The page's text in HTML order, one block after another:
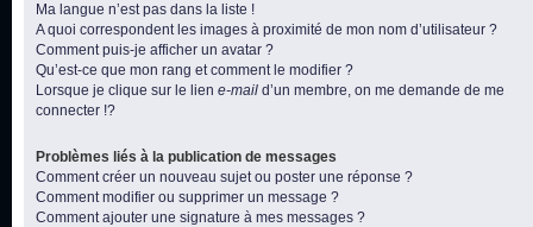
Ma langue n’est pas dans la liste !
A quoi correspondent les images à proximité de mon nom d’utilisateur ?
Comment puis-je afficher un avatar ?
Qu’est-ce que mon rang et comment le modifier ?
Lorsque je clique sur le lien e-mail d’un membre, on me demande de me
connecter !?
Problèmes liés à la publication de messages
Comment créer un nouveau sujet ou poster une réponse ?
Comment modifier ou supprimer un message ?
Comment ajouter une signature à mes messages ?